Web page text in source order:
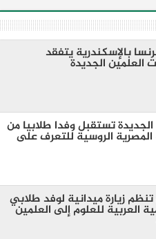
بالإسكندرية يتفقد
العلمين الجديدة
الجديدة تستقبل وفدا طلابيا من
المصرية الروسية للتعرف على
تنظم زيارة ميدانية لوفد طلابي
العربية للعلوم إلى العلمين